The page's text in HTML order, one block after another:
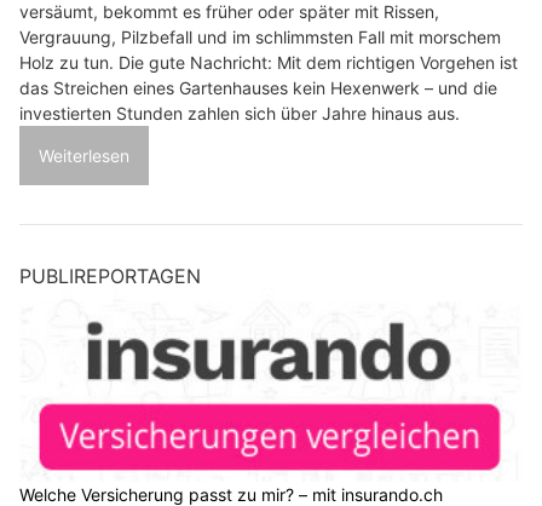
versäumt, bekommt es früher oder später mit Rissen,
Vergrauung, Pilzbefall und im schlimmsten Fall mit morschem
Holz zu tun. Die gute Nachricht: Mit dem richtigen Vorgehen ist
das Streichen eines Gartenhauses kein Hexenwerk – und die
investierten Stunden zahlen sich über Jahre hinaus aus.
Weiterlesen
PUBLIREPORTAGEN
Welche Versicherung passt zu mir? – mit insurando.ch